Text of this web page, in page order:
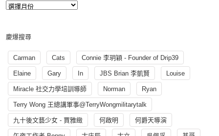
慶爆搜尋
Carman Cats Connie 李玥穎 - Founder of Drip39
Elaine Gary In JBS Brian 李凱賢 Louise
Miracle 社交力學培訓導師 Norman Ryan
Terry Wong 王總講軍事@TerryWongmilitarytalk
九十後文藝少女 - 賈雅緻 何啟明 何爵天導演